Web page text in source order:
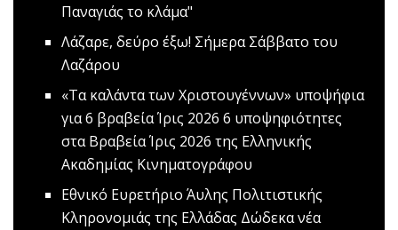
Παναγιάς το κλάμα"
Λάζαρε, δεύρο έξω! Σήμερα Σάββατο του
Λαζάρου
«Τα καλάντα των Χριστουγέννων» υποψήφια
για 6 βραβεία Ίρις 2026 6 υποψηφιότητες
στα Βραβεία Ίρις 2026 της Ελληνικής
Ακαδημίας Κινηματογράφου
Εθνικό Ευρετήριο Άυλης Πολιτιστικής
Κληρονομιάς της Ελλάδας Δώδεκα νέα